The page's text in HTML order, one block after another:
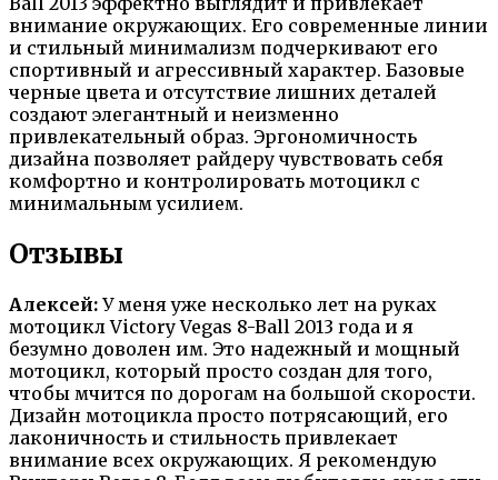
внимание окружающих. Его современные линии
и стильный минимализм подчеркивают его
спортивный и агрессивный характер. Базовые
черные цвета и отсутствие лишних деталей
создают элегантный и неизменно
привлекательный образ. Эргономичность
дизайна позволяет райдеру чувствовать себя
комфортно и контролировать мотоцикл с
минимальным усилием.
Отзывы
Алексей: У меня уже несколько лет на руках
мотоцикл Victory Vegas 8-Ball 2013 года и я
безумно доволен им. Это надежный и мощный
мотоцикл, который просто создан для того,
чтобы мчится по дорогам на большой скорости.
Дизайн мотоцикла просто потрясающий, его
лаконичность и стильность привлекает
внимание всех окружающих. Я рекомендую